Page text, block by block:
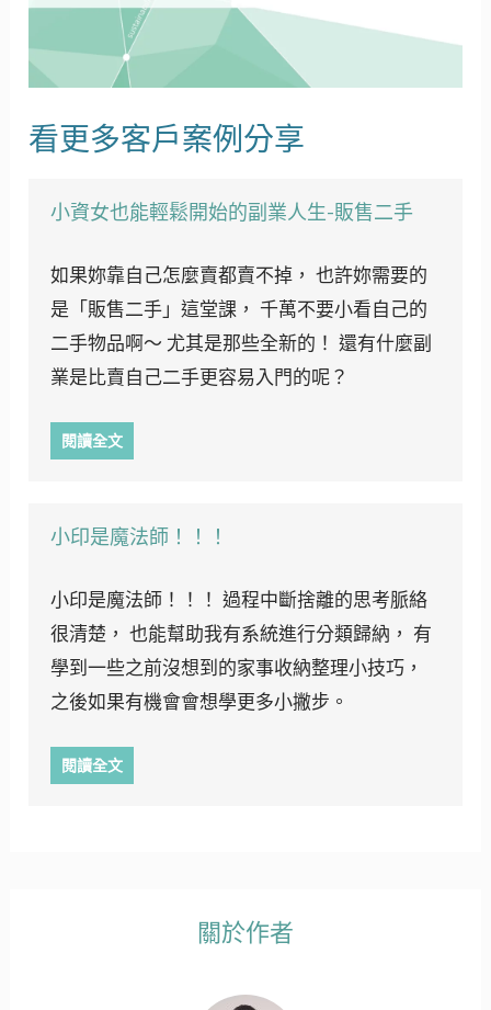
看更多客戶案例分享
小資女也能輕鬆開始的副業人生-販售二手
如果妳靠自己怎麼賣都賣不掉， 也許妳需要的
是「販售二手」這堂課， 千萬不要小看自己的
二手物品啊～ 尤其是那些全新的！ 還有什麼副
業是比賣自己二手更容易入門的呢？
閱讀全文
小印是魔法師！！！
小印是魔法師！！！ 過程中斷捨離的思考脈絡
很清楚， 也能幫助我有系統進行分類歸納， 有
學到一些之前沒想到的家事收納整理小技巧，
之後如果有機會會想學更多小撇步。
閱讀全文
關於作者